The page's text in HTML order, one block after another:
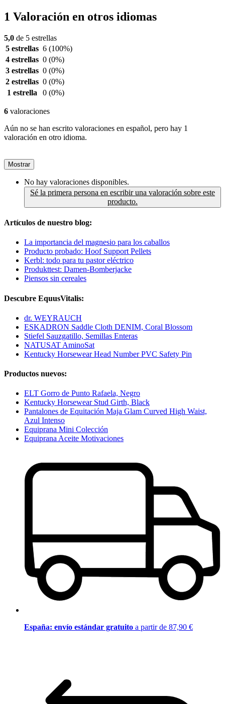
1 Valoración en otros idiomas
5,0 de 5 estrellas
5 estrellas 6 (100%)
4 estrellas 0 (0%)
3 estrellas 0 (0%)
2 estrellas 0 (0%)
1 estrella
0 (0%)
6 valoraciones
Aún no se han escrito valoraciones en español, pero hay 1
valoración en otro idioma.
Mostrar
No hay valoraciones disponibles.
Sé la primera persona en escribir una valoración sobre este
producto.
Artículos de nuestro blog:
La importancia del magnesio para los caballos
Producto probado: Hoof Support Pellets
Kerbl: todo para tu pastor eléctrico
Produkttest: Damen-Bomberjacke
Piensos sin cereales
Descubre EquusVitalis:
dr. WEYRAUCH
ESKADRON Saddle Cloth DENIM, Coral Blossom
Stiefel Sauzgatillo, Semillas Enteras
NATUSAT AminoSat
Kentucky Horsewear Head Number PVC Safety Pin
Productos nuevos:
ELT Gorro de Punto Rafaela, Negro
Kentucky Horsewear Stud Girth, Black
Pantalones de Equitación Maja Glam Curved High Waist,
Azul Intenso
Equiprana Mini Colección
Equiprana Aceite Motivaciones
España: envío estándar gratuito a partir de 87,90 €